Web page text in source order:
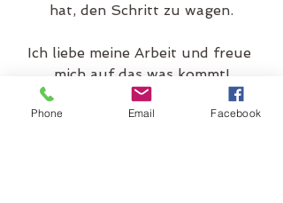
hat, den Schritt zu wagen.
Ich liebe meine Arbeit und freue
mich auf das was kommt!
Phone Email Facebook